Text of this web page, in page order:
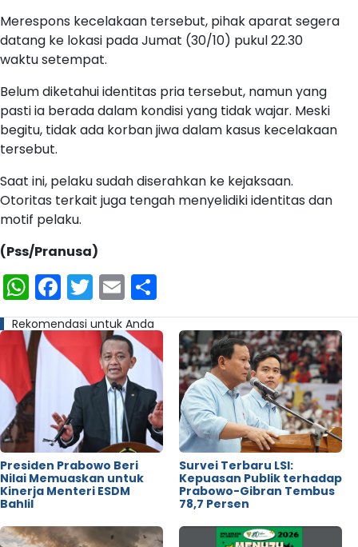
Merespons kecelakaan tersebut, pihak aparat segera
datang ke lokasi pada Jumat (30/10) pukul 22.30
waktu setempat.
Belum diketahui identitas pria tersebut, namun yang
pasti ia berada dalam kondisi yang tidak wajar. Meski
begitu, tidak ada korban jiwa dalam kasus kecelakaan
tersebut.
Saat ini, pelaku sudah diserahkan ke kejaksaan.
Otoritas terkait juga tengah menyelidiki identitas dan
motif pelaku.
(Pss/Pranusa)
WhatsApp
Facebook
Twitter
Email
Rekomendasi untuk Anda
Presiden Prabowo Beri
Nilai Memuaskan untuk
Kinerja Menteri ESDM
Bahlil
Survei Terbaru LSI:
Kepuasan Publik terhadap
Prabowo-Gibran Tembus
78,7 Persen